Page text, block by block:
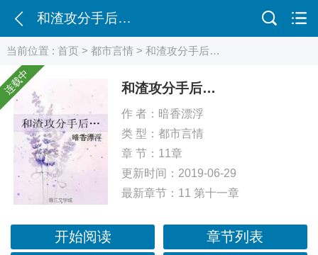
和渣攻分手后…
当前位置 :首页 >都市言情 > 和渣攻分手后…
连载中 和渣攻分手后…
作 者： 暗香漂浮
类 型： 都市言情
章 节：11章
更新时间：2019-06-29
最新章节： 11 第十一章
开始阅读
章节列表